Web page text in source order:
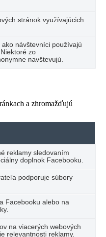
stránok využívajúcich
návštevníci používajú
zo
navštevujú.
a zhromažďujú
reklamy sledovaním
doplnok Facebooku.
podporuje súbory
Facebooku alebo na
na viacerých webových
relevantnosti reklamy.